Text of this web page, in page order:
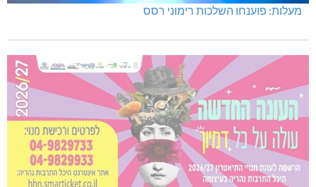
מעלות: פוענחו השלכות רימוני רסס